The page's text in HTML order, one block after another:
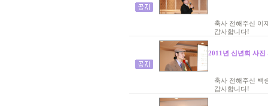
축사 전해주신 이
감사합니다!
2011년 신년회 사진
축사 전해주신 백
감사합니다!